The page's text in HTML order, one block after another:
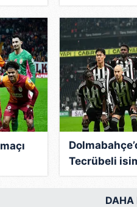
"Liverpool'a
Tecrübeli
almaz
DAHA